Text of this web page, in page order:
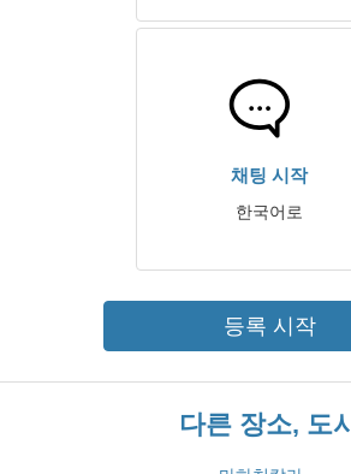
채팅 시작
한국어로
등록 시작
다른 장소, 도시